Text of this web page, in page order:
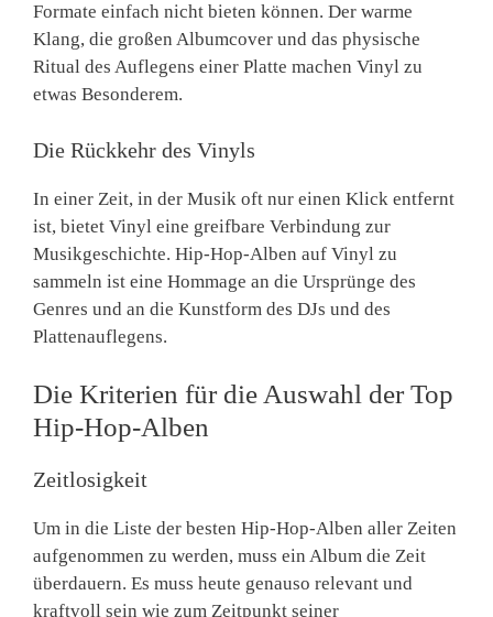
Formate einfach nicht bieten können. Der warme
Klang, die großen Albumcover und das physische
Ritual des Auflegens einer Platte machen Vinyl zu
etwas Besonderem.
Die Rückkehr des Vinyls
In einer Zeit, in der Musik oft nur einen Klick entfernt
ist, bietet Vinyl eine greifbare Verbindung zur
Musikgeschichte. Hip-Hop-Alben auf Vinyl zu
sammeln ist eine Hommage an die Ursprünge des
Genres und an die Kunstform des DJs und des
Plattenauflegens.
Die Kriterien für die Auswahl der Top
Hip-Hop-Alben
Zeitlosigkeit
Um in die Liste der besten Hip-Hop-Alben aller Zeiten
aufgenommen zu werden, muss ein Album die Zeit
überdauern. Es muss heute genauso relevant und
kraftvoll sein wie zum Zeitpunkt seiner